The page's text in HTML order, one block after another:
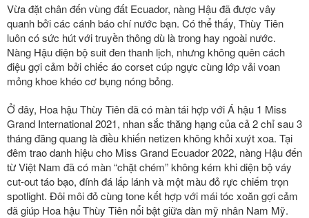
Vừa đặt chân đến vùng đất Ecuador, nàng Hậu đã được vây
quanh bởi các cánh báo chí nước bạn. Có thể thấy, Thùy Tiên
luôn có sức hút với truyền thông dù là trong hay ngoài nước.
Nàng Hậu diện bộ suit đen thanh lịch, nhưng không quên cách
điệu gợi cảm bởi chiếc áo corset cúp ngực cùng lớp vải voan
mỏng khoe khéo cơ bụng nóng bỏng.
Ở đây, Hoa hậu Thùy Tiên đã có màn tái hợp với Á hậu 1 Miss
Grand International 2021, nhan sắc thăng hạng của cả 2 chỉ sau 3
tháng đăng quang là điều khiến netizen không khỏi xuýt xoa. Tại
đêm trao danh hiệu cho Miss Grand Ecuador 2022, nàng Hậu đến
từ Việt Nam đã có màn “chặt chém” không kém khi diện bộ váy
cut-out táo bạo, đính đá lấp lánh và một màu đỏ rực chiếm trọn
spotlight. Đôi môi đỏ cùng tone kết hợp với mái tóc xoăn gợi cảm
đã giúp Hoa hậu Thùy Tiên nổi bật giữa dàn mỹ nhân Nam Mỹ.